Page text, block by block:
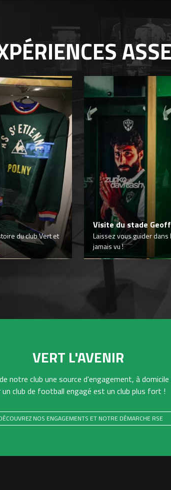
du club Vert et
Visite du stade
Laissez vous guider dans
jamais vu !
VERT L'AVENIR
notre club une source d'engagement, à
un club de football engagé est un club plus fort !
NOS ENGAGEMENTS ET NOTRE DÉMARCHE RSE